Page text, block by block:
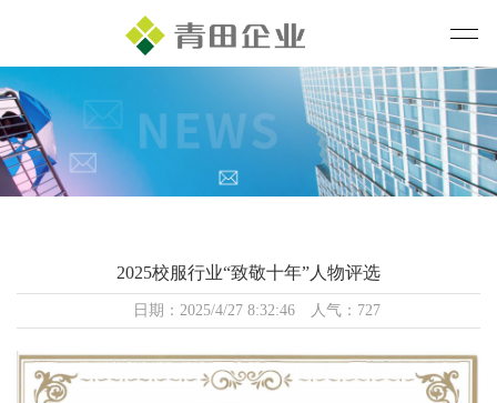
2025校服行业“致敬十年”人物评选
日期：2025/4/27 8:32:46 人气：727